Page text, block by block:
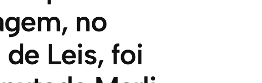
no
Leis, foi